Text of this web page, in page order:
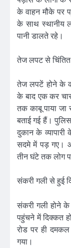
के वाहन मौके पर
के साथ स्थानीय
पानी डालते रहे।
तेज लपट से
तेज लपटें होने के
के बाद एक कर
तक काबू पाया
बताई गई हैं।
दुकान के व्यापारी
सदमे में पड़ गए।
तीन घंटे तक लोग
संकरी गली से हुई
संकरी गली होने
पहुंचने में दिक्कत
रोड पर ही दमकल
गया।